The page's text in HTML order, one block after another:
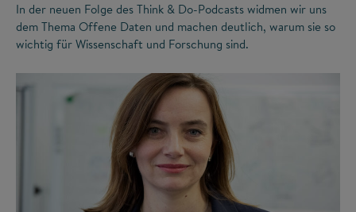
In der neuen Folge des Think & Do-Podcasts widmen wir uns
dem Thema Offene Daten und machen deutlich, warum sie so
wichtig für Wissenschaft und Forschung sind.